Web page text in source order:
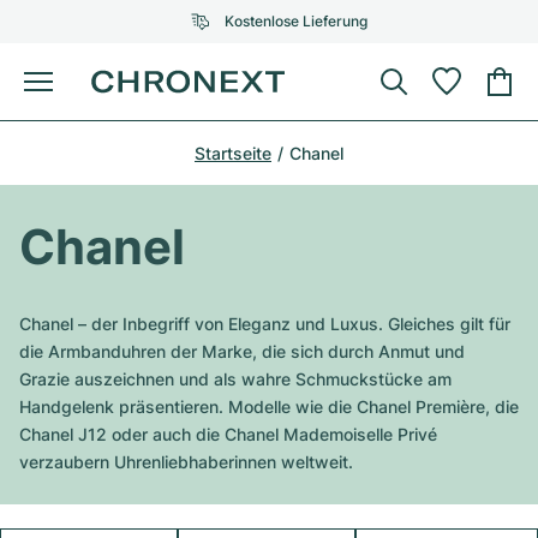
Kostenlose Lieferung
Menü
Alle Rolex Modelle
Top-Modelle
Omega
Alle Omega Modelle
Top-Modelle
Patek Philippe
Alle Patek Philippe Modelle
Audemars Piguet
Cartier
Certified Pre-Owned
Schmuck
Tiffany
Louis Vuitton
Gebauer & Gebauer
Van Cleef & Arpels
Neuzugänge
Startseite Chanel
Chanel
Chanel – der Inbegriff von Eleganz und Luxus. Gleiches gilt für
die Armbanduhren der Marke, die sich durch Anmut und
Grazie auszeichnen und als wahre Schmuckstücke am
Handgelenk präsentieren. Modelle wie die Chanel Première, die
Chanel J12 oder auch die Chanel Mademoiselle Privé
verzaubern Uhrenliebhaberinnen weltweit.